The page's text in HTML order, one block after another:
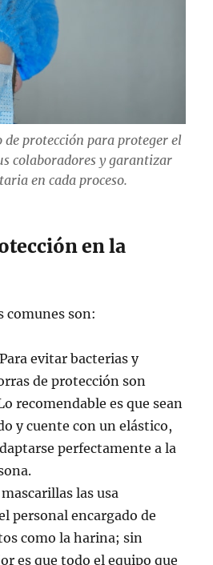
de protección para proteger el
colaboradores y garantizar
en cada proceso.
en la
comunes son:
evitar bacterias y
de protección son
recomendable es que sean
y cuente con un elástico,
perfectamente a la
las usa
personal encargado de
como la harina; sin
es que todo el equipo que